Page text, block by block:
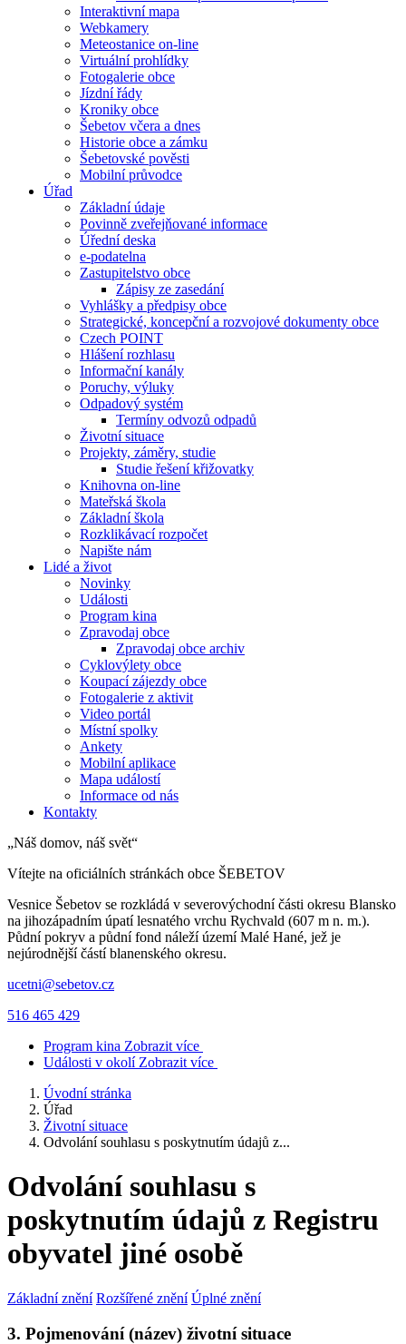
Interaktivní mapa
Webkamery
Meteostanice on-line
Virtuální prohlídky
Fotogalerie obce
Jízdní řády
Kroniky obce
Šebetov včera a dnes
Historie obce a zámku
Šebetovské pověsti
Mobilní průvodce
Úřad
Základní údaje
Povinně zveřejňované informace
Úřední deska
e-podatelna
Zastupitelstvo obce
Zápisy ze zasedání
Vyhlášky a předpisy obce
Strategické, koncepční a rozvojové dokumenty obce
Czech POINT
Hlášení rozhlasu
Informační kanály
Poruchy, výluky
Odpadový systém
Termíny odvozů odpadů
Životní situace
Projekty, záměry, studie
Studie řešení křižovatky
Knihovna on-line
Mateřská škola
Základní škola
Rozklikávací rozpočet
Napište nám
Lidé a život
Novinky
Události
Program kina
Zpravodaj obce
Zpravodaj obce archiv
Cyklovýlety obce
Koupací zájezdy obce
Fotogalerie z aktivit
Video portál
Místní spolky
Ankety
Mobilní aplikace
Mapa událostí
Informace od nás
Kontakty
„Náš domov, náš svět“
Vítejte na oficiálních stránkách obce ŠEBETOV
Vesnice Šebetov se rozkládá v severovýchodní části okresu Blansko
na jihozápadním úpatí lesnatého vrchu Rychvald (607 m n. m.).
Půdní pokryv a půdní fond náleží území Malé Hané, jež je
nejúrodnější částí blanenského okresu.
ucetni@sebetov.cz
516 465 429
Program kina Zobrazit více
Události v okolí Zobrazit více
Úvodní stránka
Úřad
Životní situace
Odvolání souhlasu s poskytnutím údajů z...
Odvolání souhlasu s
poskytnutím údajů z Registru
obyvatel jiné osobě
Základní znění Rozšířené znění Úplné znění
3. Pojmenování (název) životní situace